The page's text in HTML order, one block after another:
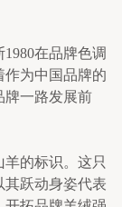
在品牌色调
作为中国品牌的
牌一路发展前
的标识。这只
其跃动身姿代表